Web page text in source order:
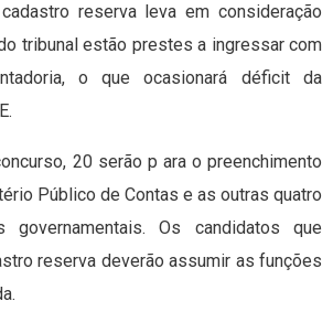
reserva leva em consideração
tribunal estão prestes a ingressar com
o que ocasionará déficit da
20 serão p ara o preenchimento
Público de Contas e as outras quatro
governamentais. Os candidatos que
reserva deverão assumir as funções